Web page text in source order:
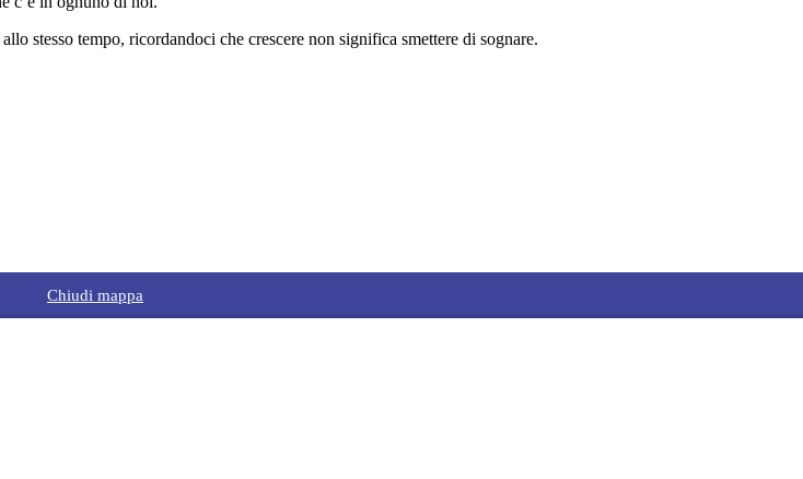
stesso tempo, ricordandoci che crescere non significa smettere di sognare.
Chiudi mappa